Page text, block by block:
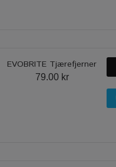
EVOBRITE Tjærefjerner
79.00 kr